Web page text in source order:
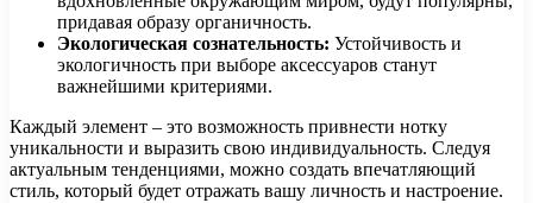
придавая образу органичность.
Экологическая сознательность: Устойчивость и
экологичность при выборе аксессуаров станут
важнейшими критериями.
Каждый элемент – это возможность привнести нотку
уникальности и выразить свою индивидуальность. Следуя
актуальным тенденциями, можно создать впечатляющий
стиль, который будет отражать вашу личность и настроение.